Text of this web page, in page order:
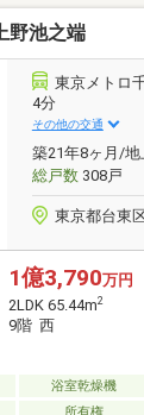
野池之端
東京メトロ
4分
その他の交通
築21年8ヶ月/
総戸数308戸
東京都台東
1億3,790万円
2LDK 65.44m2
9階 西
浴室乾燥機
所有権